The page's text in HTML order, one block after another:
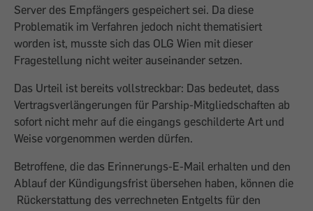
Server des Empfängers gespeichert sei. Da diese
Problematik im Verfahren jedoch nicht thematisiert
worden ist, musste sich das OLG Wien mit dieser
Fragestellung nicht weiter auseinander setzen.
Das Urteil ist bereits vollstreckbar: Das bedeutet, dass
Vertragsverlängerungen für Parship-Mitgliedschaften ab
sofort nicht mehr auf die eingangs geschilderte Art und
Weise vorgenommen werden dürfen.
Betroffene, die das Erinnerungs-E-Mail erhalten und den
Ablauf der Kündigungsfrist übersehen haben, können die
Rückerstattung des verrechneten Entgelts für den